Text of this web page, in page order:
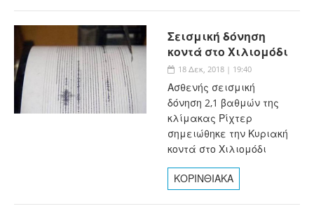
Σεισμική δόνηση
κοντά στο Χιλιομόδι
18 Δεκ, 2018 | 19:40
Ασθενής σεισμική
δόνηση 2,1 βαθμών της
κλίμακας Ρίχτερ
σημειώθηκε την Κυριακή
κοντά στο Χιλιομόδι
ΚΟΡΙΝΘΙΑΚΑ